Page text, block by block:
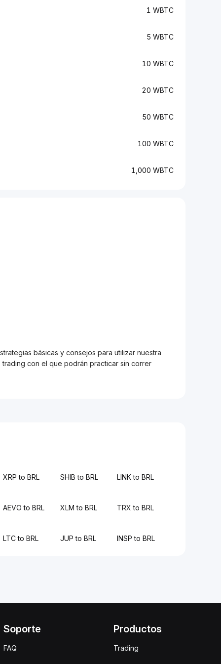
1 WBTC
5 WBTC
10 WBTC
20 WBTC
50 WBTC
100 WBTC
1,000 WBTC
básicas y consejos para utilizar nuestra
con el que podrán practicar sin correr
XRP to BRL SHIB to BRL LINK to BRL
AEVO to BRL XLM to BRL TRX to BRL
LTC to BRL JUP to BRL INSP to BRL
Soporte
FAQ
Productos
Trading